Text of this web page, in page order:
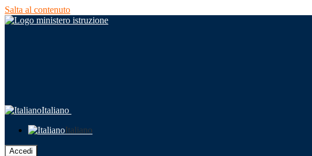
Salta al contenuto
Italiano
Italiano
Accedi